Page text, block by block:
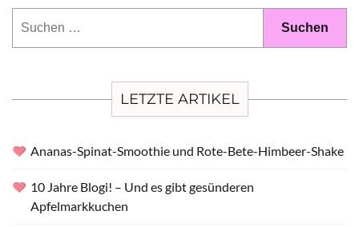
LETZTE ARTIKEL
Ananas-Spinat-Smoothie und Rote-Bete-Himbeer-Shake
10 Jahre Blogi! – Und es gibt gesünderen
Apfelmarkkuchen